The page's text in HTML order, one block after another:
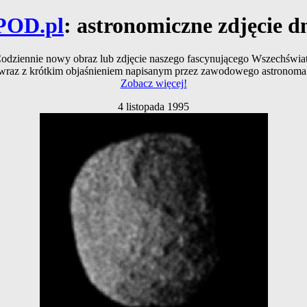
: astronomiczne zdjęcie
nowy obraz lub zdjęcie naszego fascynującego
z krótkim objaśnieniem napisanym przez zawodowego
Zobacz więcej!
4 listopada 1995